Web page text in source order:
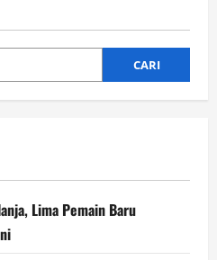
CARI
Lima Pemain Baru